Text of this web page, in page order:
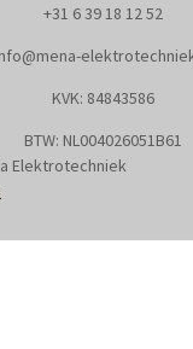
+31 6 39 18 12 52
KVK: 84843586
BTW: NL004026051B61
Elektrotechniek